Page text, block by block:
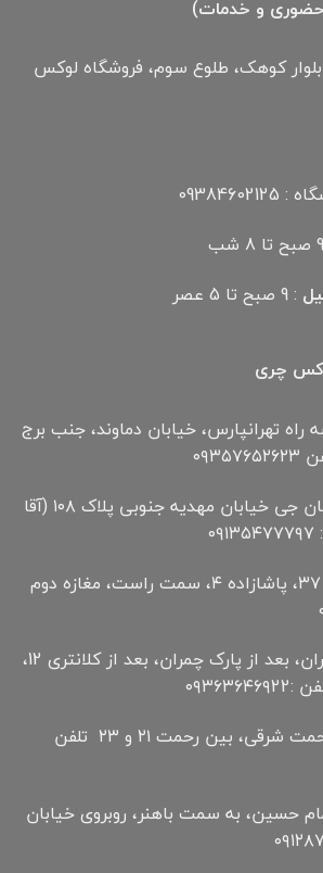
و خدمات)
کوهک، طلوع سوم، فروشگاه لوکس
: 9 صبح تا 5 عصر
چری
راه تهرانپارس، خیابان دماوند، جنب برج
: خیابان جی خیابان مهدیه جنوبی پلاک ۱۰۸ (آقا
: الهیه ۳۷، پاشازاده ۴، سمت راست، مغازه دوم
: بلوار چمران، بعد از پارک چمران، بعد از کلانتری 12،
: بلوار رحمت شرقی، بین رحمت ۲۱ و ۲۳ تلفن
حسین، به سمت باهنر، روبروی خیابان